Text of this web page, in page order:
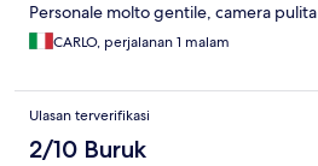
Personale molto gentile, camera pulita
CARLO, perjalanan 1 malam
Ulasan terverifikasi
2/10 Buruk